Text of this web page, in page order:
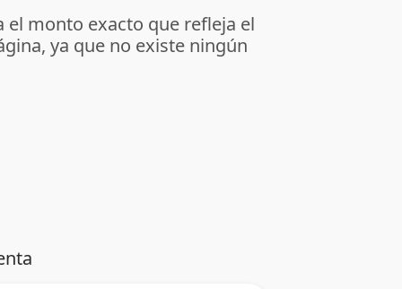
el monto exacto que refleja el
ya que no existe ningún